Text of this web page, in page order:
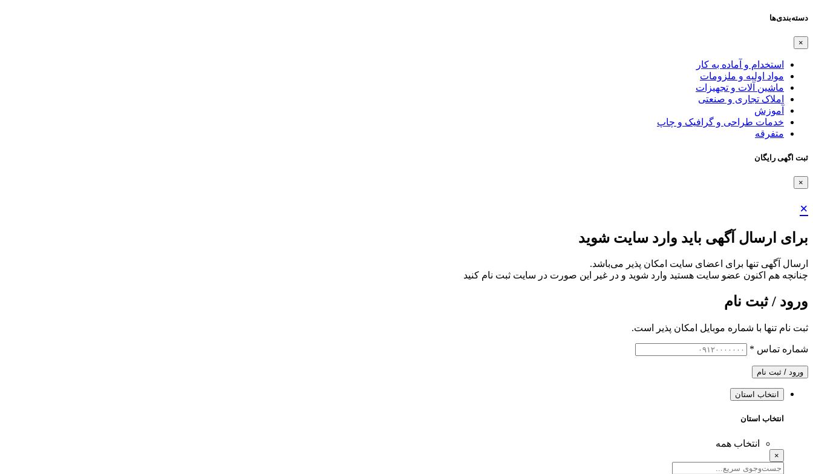
دسته‌بندی‌ها
×
استخدام و آماده به کار
مواد اولیه و ملزومات
ماشین آلات و تجهیزات
املاک تجاری و صنعتی
آموزش
خدمات طراحی و گرافیک و چاپ
متفرقه
ثبت اگهی رایگان
×
×
برای ارسال آگهی باید وارد سایت شوید
ارسال آگهی تنها برای اعضای سایت امکان پذیر می‌باشد.
چنانچه هم‌ اکنون عضو سایت هستید وارد شوید و در غیر این صورت در سایت ثبت نام کنید
ورود / ثبت نام
ثبت نام تنها با شماره موبایل امکان پذیر است.
شماره تماس *
ورود / ثبت نام
انتخاب استان
انتخاب استان
انتخاب همه
×